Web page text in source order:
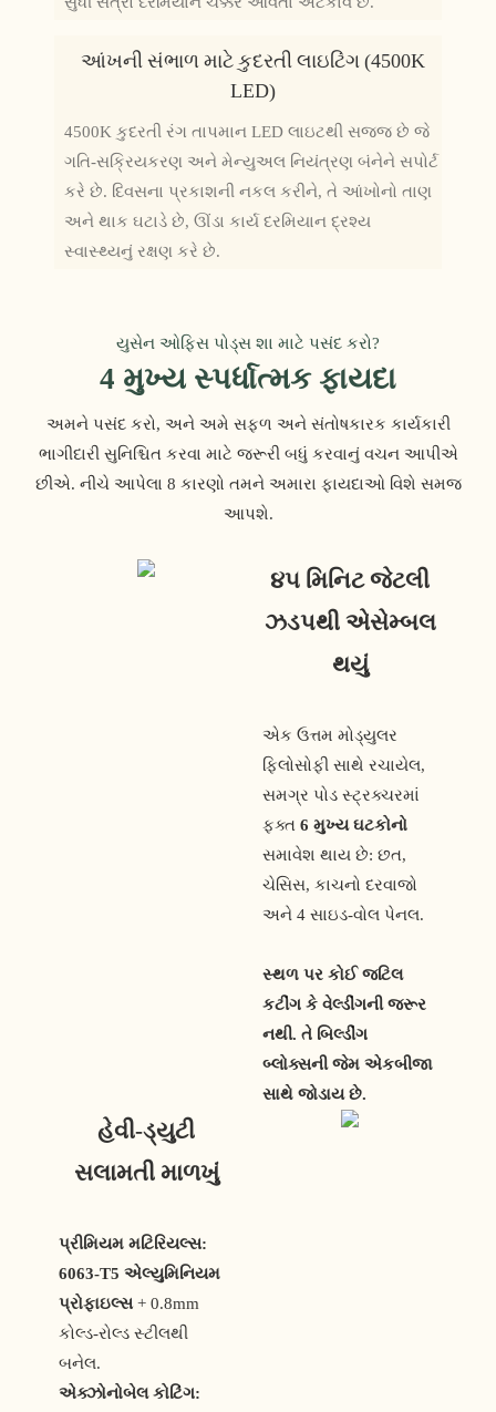
આંખની સંભાળ માટે કુદરતી લાઇટિંગ (4500K
LED)
4500K કુદરતી રંગ તાપમાન LED લાઇટથી સજ્જ છે જે
ગતિ-સક્રિયકરણ અને મેન્યુઅલ નિયંત્રણ બંનેને સપોર્ટ
કરે છે. દિવસના પ્રકાશની નકલ કરીને, તે આંખોનો તાણ
અને થાક ઘટાડે છે, ઊંડા કાર્ય દરમિયાન દ્રશ્ય
સ્વાસ્થ્યનું રક્ષણ કરે છે.
યુસેન ઓફિસ પોડ્સ શા માટે પસંદ કરો?
4 મુખ્ય સ્પર્ધાત્મક ફાયદા
અમને પસંદ કરો, અને અમે સફળ અને સંતોષકારક કાર્યકારી
ભાગીદારી સુનિશ્ચિત કરવા માટે જરૂરી બધું કરવાનું વચન આપીએ
છીએ. નીચે આપેલા 8 કારણો તમને અમારા ફાયદાઓ વિશે સમજ
આપશે.
૪૫ મિનિટ જેટલી
ઝડપથી એસેમ્બલ
થયું
એક ઉત્તમ મોડ્યુલર
ફિલોસોફી સાથે રચાયેલ,
સમગ્ર પોડ સ્ટ્રક્ચરમાં
ફક્ત6 મુખ્ય ઘટકોનો
સમાવેશ થાય છે: છત,
ચેસિસ, કાચનો દરવાજો
અને 4 સાઇડ-વોલ પેનલ.
સ્થળ પર કોઈ જટિલ
કટીંગ કે વેલ્ડીંગની જરૂર
નથી. તે બિલ્ડીંગ
બ્લોક્સની જેમ એકબીજા
સાથે જોડાય છે.
હેવી-ડ્યુટી
સલામતી માળખું
પ્રીમિયમ મટિરિયલ્સ:
6063-T5 એલ્યુમિનિયમ
પ્રોફાઇલ્સ+ 0.8mm
કોલ્ડ-રોલ્ડ સ્ટીલથી
બનેલ.
એક્ઝોનોબેલ કોટિંગ: